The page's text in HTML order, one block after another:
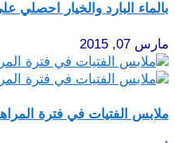
بالماء البارد والخيار احصلي
مارس 07, 2015
ملابس الفتيات في فترة